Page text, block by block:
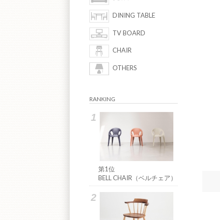
DINING TABLE
TV BOARD
CHAIR
OTHERS
RANKING
第1位
BELL CHAIR（ベルチェア）